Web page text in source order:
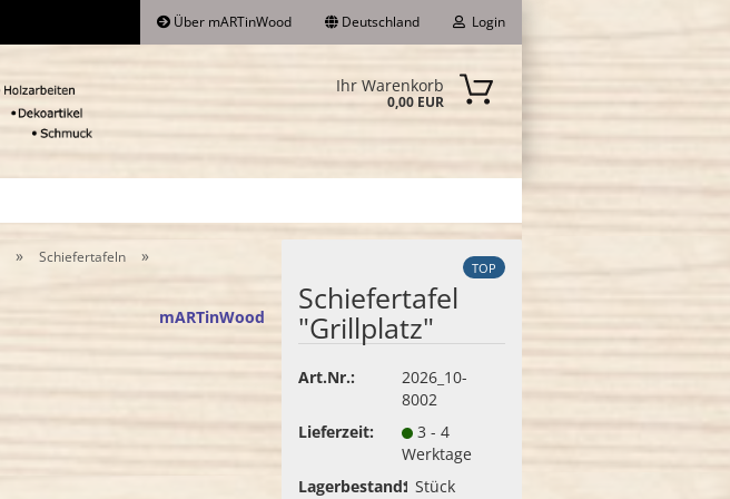
Über mARTinWood Deutschland Login
Konto erstellen
Passwort vergessen?
Ihr Warenkorb
0,00 EUR
» Schiefertafeln »
mARTinWood
TOP
Schiefertafel
"Grillplatz"
Art.Nr.:
2026_10-
8002
Lieferzeit:
3 - 4
Werktage
Lagerbestand:
1 Stück